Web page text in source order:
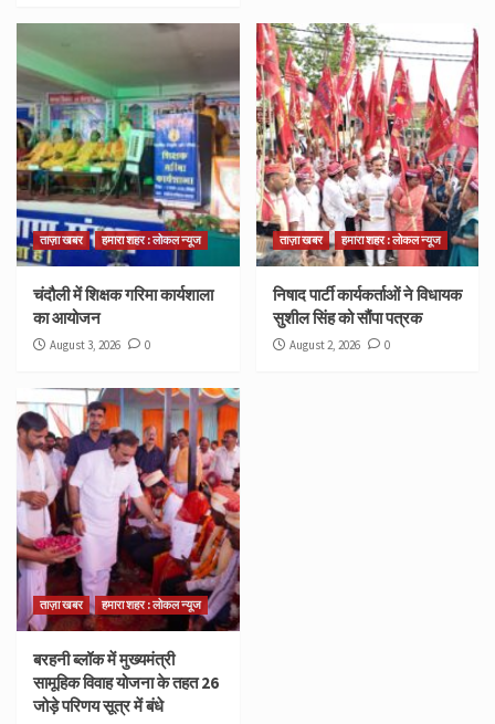
ताज़ा खबर हमारा शहर : लोकल न्यूज
चंदौली में शिक्षक गरिमा कार्यशाला
का आयोजन
August 3, 2026 0
ताज़ा खबर हमारा शहर : लोकल न्यूज
निषाद पार्टी कार्यकर्ताओं ने विधायक
सुशील सिंह को सौंपा पत्रक
August 2, 2026 0
ताज़ा खबर हमारा शहर : लोकल न्यूज
बरहनी ब्लॉक में मुख्यमंत्री
सामूहिक विवाह योजना के तहत 26
जोड़े परिणय सूत्र में बंधे